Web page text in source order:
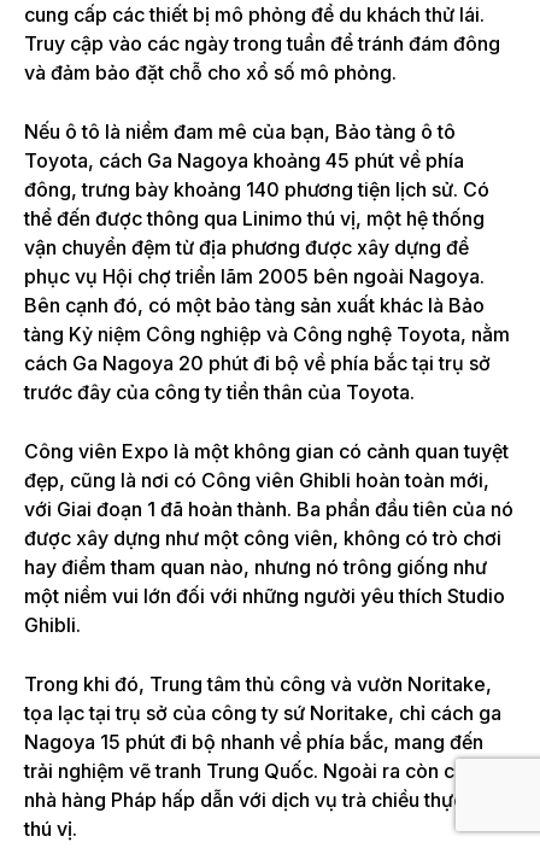
cung cấp các thiết bị mô phỏng để du khách thử lái.
Truy cập vào các ngày trong tuần để tránh đám đông
và đảm bảo đặt chỗ cho xổ số mô phỏng.
Nếu ô tô là niềm đam mê của bạn, Bảo tàng ô tô
Toyota, cách Ga Nagoya khoảng 45 phút về phía
đông, trưng bày khoảng 140 phương tiện lịch sử. Có
thể đến được thông qua Linimo thú vị, một hệ thống
vận chuyển đệm từ địa phương được xây dựng để
phục vụ Hội chợ triển lãm 2005 bên ngoài Nagoya.
Bên cạnh đó, có một bảo tàng sản xuất khác là Bảo
tàng Kỷ niệm Công nghiệp và Công nghệ Toyota, nằm
cách Ga Nagoya 20 phút đi bộ về phía bắc tại trụ sở
trước đây của công ty tiền thân của Toyota.
Công viên Expo là một không gian có cảnh quan tuyệt
đẹp, cũng là nơi có Công viên Ghibli hoàn toàn mới,
với Giai đoạn 1 đã hoàn thành. Ba phần đầu tiên của nó
được xây dựng như một công viên, không có trò chơi
hay điểm tham quan nào, nhưng nó trông giống như
một niềm vui lớn đối với những người yêu thích Studio
Ghibli.
Trong khi đó, Trung tâm thủ công và vườn Noritake,
tọa lạc tại trụ sở của công ty sứ Noritake, chỉ cách ga
Nagoya 15 phút đi bộ nhanh về phía bắc, mang đến
trải nghiệm vẽ tranh Trung Quốc. Ngoài ra còn có một
nhà hàng Pháp hấp dẫn với dịch vụ trà chiều thực sự
thú vị.